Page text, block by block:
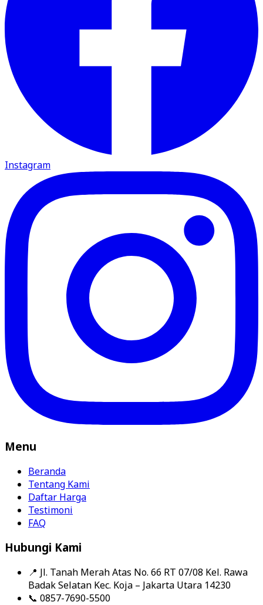
Instagram
Menu
Beranda
Tentang Kami
Daftar Harga
Testimoni
FAQ
Hubungi Kami
📍 Jl. Tanah Merah Atas No. 66 RT 07/08 Kel. Rawa
Badak Selatan Kec. Koja – Jakarta Utara 14230
📞 0857-7690-5500